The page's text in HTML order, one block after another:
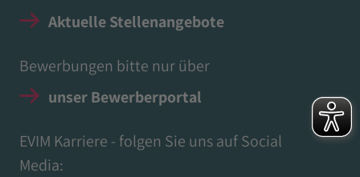
Aktuelle Stellenangebote
Bewerbungen bitte nur über
unser Bewerberportal
EVIM Karriere - folgen Sie uns auf Social
Media: